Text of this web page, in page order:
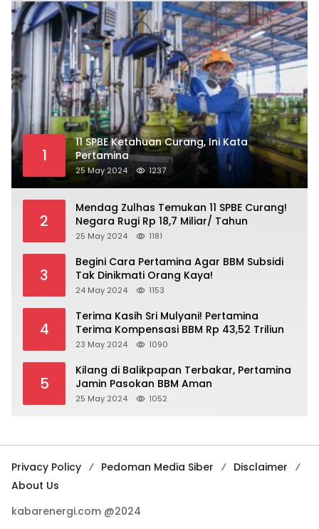
1
11 SPBE Ketahuan Curang, Ini Kata
Pertamina
25 May 2024 1237
2
Mendag Zulhas Temukan 11 SPBE Curang!
Negara Rugi Rp 18,7 Miliar/ Tahun
25 May 2024 1181
3
Begini Cara Pertamina Agar BBM Subsidi
Tak Dinikmati Orang Kaya!
24 May 2024 1153
4
Terima Kasih Sri Mulyani! Pertamina
Terima Kompensasi BBM Rp 43,52 Triliun
23 May 2024 1090
5
Kilang di Balikpapan Terbakar, Pertamina
Jamin Pasokan BBM Aman
25 May 2024 1052
Privacy Policy Pedoman Media Siber
Disclaimer
About Us
kabarenergi.com @2024